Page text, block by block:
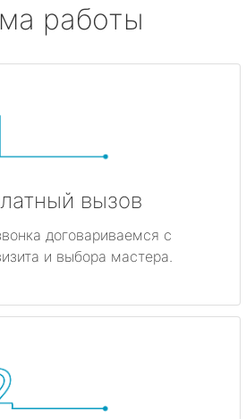
работы
вызов
договариваемся с
и выбора мастера.